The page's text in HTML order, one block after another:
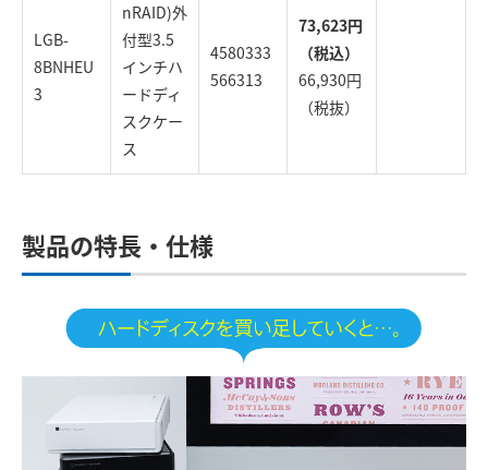
LGB-
8BNHEU
3
nRAID)外
付型3.5
インチハ
ードディ
スクケー
ス
4580333
566313
73,623円
（税込）
66,930円
（税抜）
製品の特長・仕様